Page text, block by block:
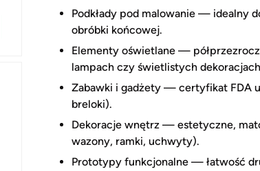
Podkłady pod malowanie — idealny
obróbki końcowej.
Elementy oświetlane —
lampach czy świetlistych
Zabawki i gadżety — certyfikat FDA
breloki).
Dekoracje wnętrz — estetyczne,
wazony, ramki, uchwyty).
Prototypy funkcjonalne — łatwość